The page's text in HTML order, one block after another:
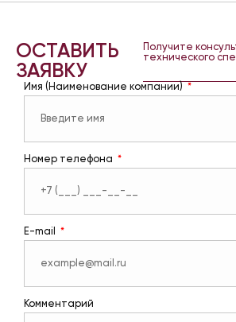
ОСТАВИТЬ
ЗАЯВКУ
Получите
технического
Имя (Наименование компании)
Номер телефона
E-mail
Комментарий